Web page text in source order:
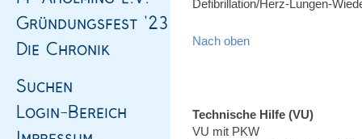
Defibrillation/Herz-Lungen-
Nach oben
Technische Hilfe (VU)
VU mit PKW